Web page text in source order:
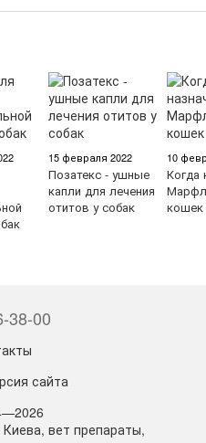
15 февраля 2022
Позатекс - ушные
капли для лечения
отитов у собак
10
Когда
кошек
38-00
сайта
вет препараты,